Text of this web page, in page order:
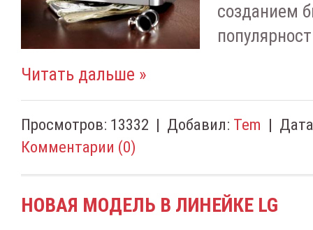
созданием
Читать дальше »
Просмотров: 13332 | Добавил: Tem |
Комментарии (0)
НОВАЯ МОДЕЛЬ В ЛИНЕЙКЕ LG